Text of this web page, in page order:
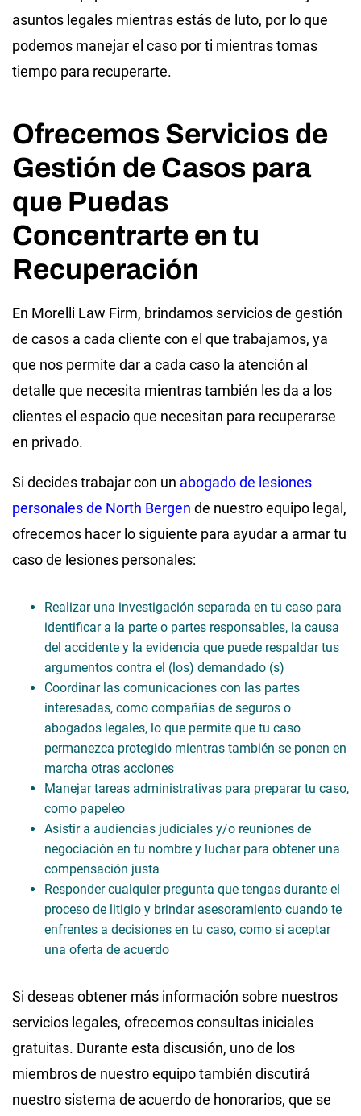
asuntos legales mientras estás de luto, por lo que
podemos manejar el caso por ti mientras tomas
tiempo para recuperarte.
Ofrecemos Servicios de
Gestión de Casos para
que Puedas
Concentrarte en tu
Recuperación
En Morelli Law Firm, brindamos servicios de gestión
de casos a cada cliente con el que trabajamos, ya
que nos permite dar a cada caso la atención al
detalle que necesita mientras también les da a los
clientes el espacio que necesitan para recuperarse
en privado.
Si decides trabajar con un abogado de lesiones
personales de North Bergen de nuestro equipo legal,
ofrecemos hacer lo siguiente para ayudar a armar tu
caso de lesiones personales:
Realizar una investigación separada en tu caso para
identificar a la parte o partes responsables, la causa
del accidente y la evidencia que puede respaldar tus
argumentos contra el (los) demandado (s)
Coordinar las comunicaciones con las partes
interesadas, como compañías de seguros o
abogados legales, lo que permite que tu caso
permanezca protegido mientras también se ponen en
marcha otras acciones
Manejar tareas administrativas para preparar tu caso,
como papeleo
Asistir a audiencias judiciales y/o reuniones de
negociación en tu nombre y luchar para obtener una
compensación justa
Responder cualquier pregunta que tengas durante el
proceso de litigio y brindar asesoramiento cuando te
enfrentes a decisiones en tu caso, como si aceptar
una oferta de acuerdo
Si deseas obtener más información sobre nuestros
servicios legales, ofrecemos consultas iniciales
gratuitas. Durante esta discusión, uno de los
miembros de nuestro equipo también discutirá
nuestro sistema de acuerdo de honorarios, que se